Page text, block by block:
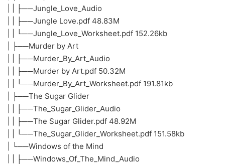
| | ├──Jungle_Love_Audio
| | ├──Jungle Love.pdf 48.83M
| | └──Jungle_Love_Worksheet.pdf 152.26kb
| ├──Murder by Art
| | ├──Murder_By_Art_Audio
| | ├──Murder by Art.pdf 50.32M
| | └──Murder_By_Art_Worksheet.pdf 191.81kb
| ├──The Sugar Glider
| | ├──The_Sugar_Glider_Audio
| | ├──The Sugar Glider.pdf 48.92M
| | └──The_Sugar_Glider_Worksheet.pdf 151.58kb
| └──Windows of the Mind
| | ├──Windows_Of_The_Mind_Audio